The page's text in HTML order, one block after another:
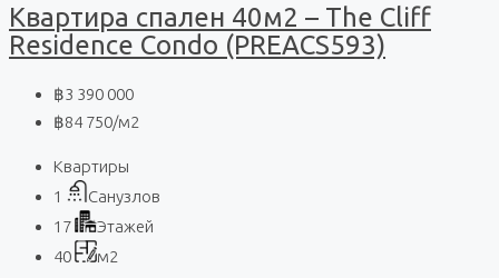
Квартира спален 40м2 – The Cliff
Residence Condo (PREACS593)
฿3 390 000
฿84 750/м2
Квартиры
1
Санузлов
17
Этажей
40
м2